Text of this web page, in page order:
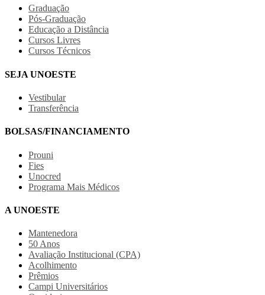
Graduação
Pós-Graduação
Educação a Distância
Cursos Livres
Cursos Técnicos
SEJA UNOESTE
Vestibular
Transferência
BOLSAS/FINANCIAMENTO
Prouni
Fies
Unocred
Programa Mais Médicos
A UNOESTE
Mantenedora
50 Anos
Avaliação Institucional (CPA)
Acolhimento
Prêmios
Campi Universitários